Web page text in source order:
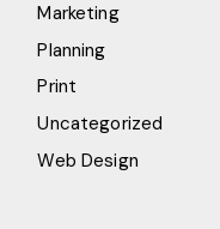
Marketing
Planning
Print
Uncategorized
Web Design